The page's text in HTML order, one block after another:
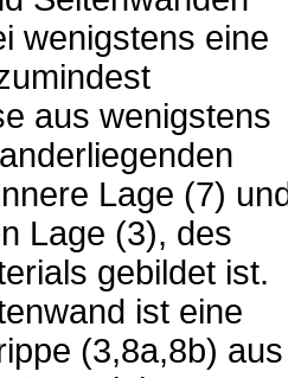
wenigstens eine
aus wenigstens
Lage (7)
Lage (3), des
gebildet ist.
ist eine
(3,8a,8b) aus